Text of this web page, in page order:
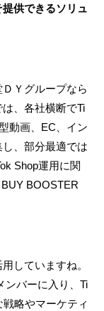
供できるソリュ
Ｙグループなら
、各社横断でTi
動画、EC、イン
、部分最適では
Shop運用に関
BOOSTER
していますね。
ンバーに入り、Ti
略やマーケティ